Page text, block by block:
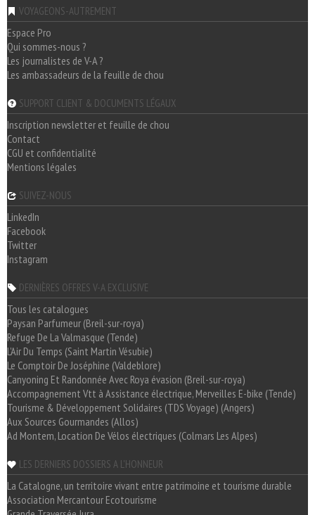
VOYAGEONS-AUTREMENT
Espace Pro
Qui sommes-nous ?
Les journalistes de V-A ?
Les ambassadeurs de la feuille de chou
SUPPORT CLIENT & DOCUMENTS LÉGAUX
Inscription newsletter et feuille de chou
Contact
CGU et confidentialité
Mentions légales
SUIVEZ-NOUS
LinkedIn
Facebook
Twitter
Instagram
DERNIÈRES OFFRES V-A EXCLUSIVE
Tous les catalogues
Paysan Parfumeur (Breil-sur-roya)
Refuge De La Valmasque (Tende)
L'Air Du Temps (Saint Martin Vésubie)
Le Comptoir De Joséphine (Valdeblore)
Canyoning Et Randonnée Avec Roya évasion (Breil-sur-roya)
Accompagnement Vtt à Assistance électrique, Merveilles E-bike (Tende)
Tourisme & Développement Solidaires (TDS Voyage) (Angers)
Aux Sources Gourmandes (Allos)
Ad Montem, Location De Vélos électriques (Colmars Les Alpes)
LES DERNIERS DOSSIERS A L'HONNEUR
La Catalogne, un territoire vivant entre patrimoine et tourisme durable
Association Mercantour Ecotourisme